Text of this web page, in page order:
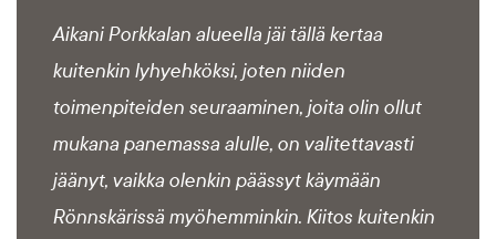
Aikani Porkkalan alueella jäi tällä kertaa
kuitenkin lyhyehköksi, joten niiden
toimenpiteiden seuraaminen, joita olin ollut
mukana panemassa alulle, on valitettavasti
jäänyt, vaikka olenkin päässyt käymään
Rönnskärissä myöhemminkin. Kiitos kuitenkin